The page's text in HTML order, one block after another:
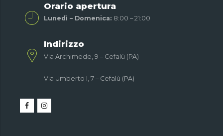
Orario apertura
Lunedì – Domenica: 8:00 – 21:00
Indirizzo
Via Archimede, 9 – Cefalù (PA)
Via Umberto I, 7 – Cefalù (PA)